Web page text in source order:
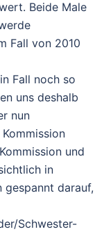
Beide Male
Fall von 2010
Fall noch so
uns deshalb
nun
und
in
darauf,
Schwester-